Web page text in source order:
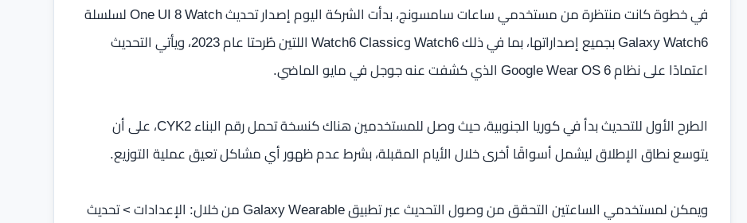
في خطوة كانت منتظرة من مستخدمي ساعات سامسونج، بدأت الشركة اليوم إصدار تحديث One UI 8 Watch لسلسلة
Galaxy Watch6 بجميع إصداراتها، بما في ذلك Watch6 وWatch6 Classic اللتين طُرحتا عام 2023، ويأتي التحديث
اعتمادًا على نظام Google Wear OS 6 الذي كشفت عنه جوجل في مايو الماضي.
الطرح الأول للتحديث بدأ في كوريا الجنوبية، حيث وصل للمستخدمين هناك كنسخة تحمل رقم البناء CYK2، على أن
يتوسع نطاق الإطلاق ليشمل أسواقًا أخرى خلال الأيام المقبلة، بشرط عدم ظهور أي مشاكل تعيق عملية التوزيع.
ويمكن لمستخدمي الساعتين التحقق من وصول التحديث عبر تطبيق Galaxy Wearable من خلال: الإعدادات > تحديث